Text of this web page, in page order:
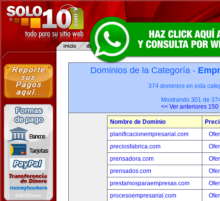
Dominios de la Categoría -
374 dominios en esta
Mostrando 301 de
<< Ver anteriores 150
Nombre de Dominio
planificacionempresarial.com
preciosfabrica.com
prensadora.com
prensados.com
prestamosparaempresas.com
procesoempresarial.com